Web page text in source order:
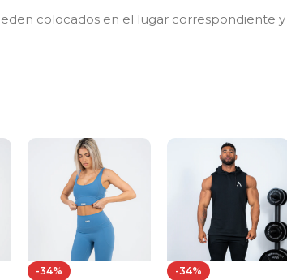
colocados en el lugar correspondiente
-34%
-34%